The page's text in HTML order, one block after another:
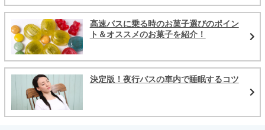
高速バスに乗る時のお菓子選びのポイン
ト＆オススメのお菓子を紹介！
決定版！夜行バスの車内で睡眠するコツ